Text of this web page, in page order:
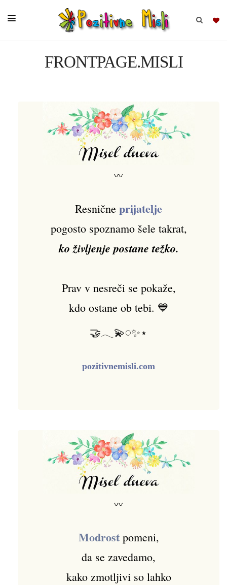
KOMPLETI
FRONTPAGE.MISLI
〰
Resnične prijatelje
pogosto spoznamo šele takrat,
ko življenje postane težko.
Prav v nesreči se pokaže,
kdo ostane ob tebi. 💙
🤝𓂃💫𓏸✨⋆
pozitivnemisli.com
〰
Modrostpomeni,
da se zavedamo,
kako zmotljivi so lahko